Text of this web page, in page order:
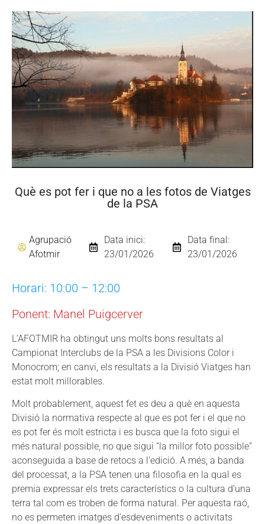
Què es pot fer i que no a les fotos de Viatges
de la PSA
Agrupació
Afotmir
Data inici:
23/01/2026
Data final:
23/01/2026
Horari: 10:00 – 12:00
Ponent: Manel Puigcerver
L’AFOTMIR ha obtingut uns molts bons resultats al
Campionat Interclubs de la PSA a les Divisions Color i
Monocrom; en canvi, els resultats a la Divisió Viatges han
estat molt millorables.
Molt probablement, aquest fet es deu a què en aquesta
Divisió la normativa respecte al que es pot fer i el que no
es pot fer és molt estricta i es busca que la foto sigui el
més natural possible, no que sigui “la millor foto possible”
aconseguida a base de retocs a l’edició. A més, a banda
del processat, a la PSA tenen una filosofia en la qual es
premia expressar els trets característics o la cultura d’una
terra tal com es troben de forma natural. Per aquesta raó,
no es permeten imatges d’esdeveniments o activitats